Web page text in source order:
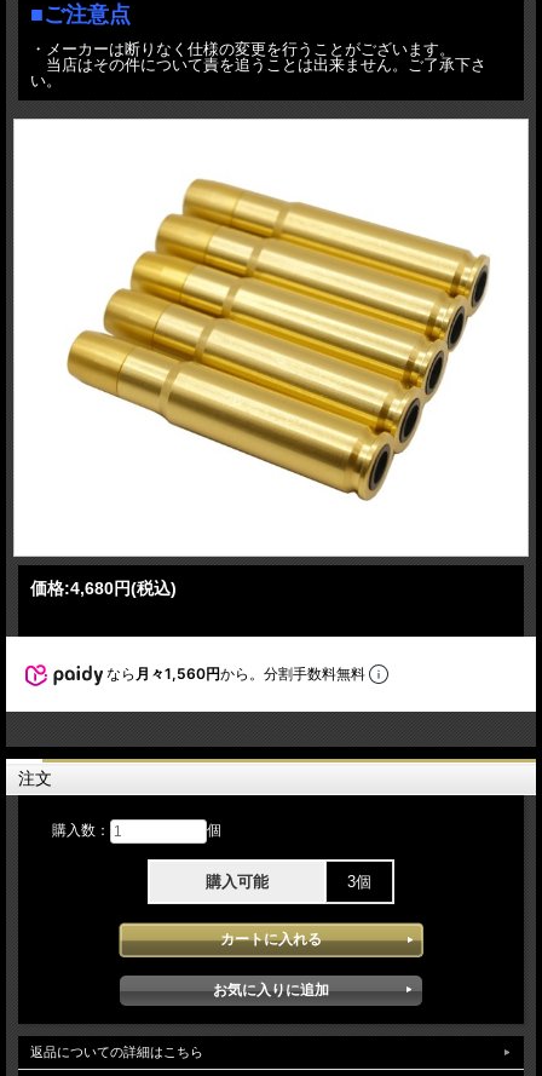
■ご注意点
・メーカーは断りなく仕様の変更を行うことがございます。
当店はその件について責を追うことは出来ません。ご了承下さ
い。
価格:4,680円(税込)
なら 月々1,560円から。分割手数料無料
注文
購入数： 個
購入可能 3個
返品についての詳細はこちら